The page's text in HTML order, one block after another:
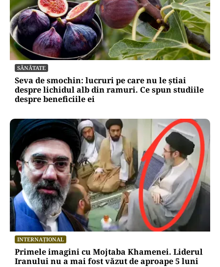
SĂNĂTATE
Seva de smochin: lucruri pe care nu le știai
despre lichidul alb din ramuri. Ce spun studiile
despre beneficiile ei
INTERNAȚIONAL
Primele imagini cu Mojtaba Khamenei. Liderul
Iranului nu a mai fost văzut de aproape 5 luni